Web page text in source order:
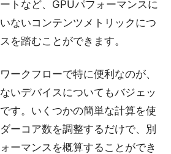
トなど、GPUパフォーマンスに
ないコンテンツメトリックにつ
を踏むことができます。
ークフローで特に便利なのが、
いデバイスについてもバジェッ
す。いくつかの簡単な計算を使
ーコア数を調整するだけで、別
ーマンスを概算することができ